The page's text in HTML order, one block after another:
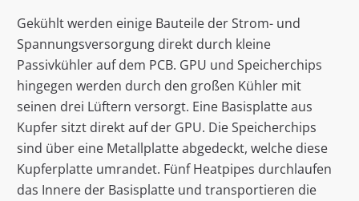
Gekühlt werden einige Bauteile der Strom- und
Spannungsversorgung direkt durch kleine
Passivkühler auf dem PCB. GPU und Speicherchips
hingegen werden durch den großen Kühler mit
seinen drei Lüftern versorgt. Eine Basisplatte aus
Kupfer sitzt direkt auf der GPU. Die Speicherchips
sind über eine Metallplatte abgedeckt, welche diese
Kupferplatte umrandet. Fünf Heatpipes durchlaufen
das Innere der Basisplatte und transportieren die